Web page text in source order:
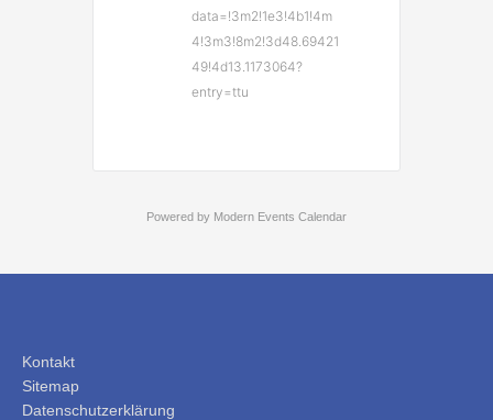
data=!3m2!1e3!4b1!4m
4!3m3!8m2!3d48.69421
49!4d13.1173064?
entry=ttu
Powered by Modern Events Calendar
Kontakt
Sitemap
Datenschutzerklärung